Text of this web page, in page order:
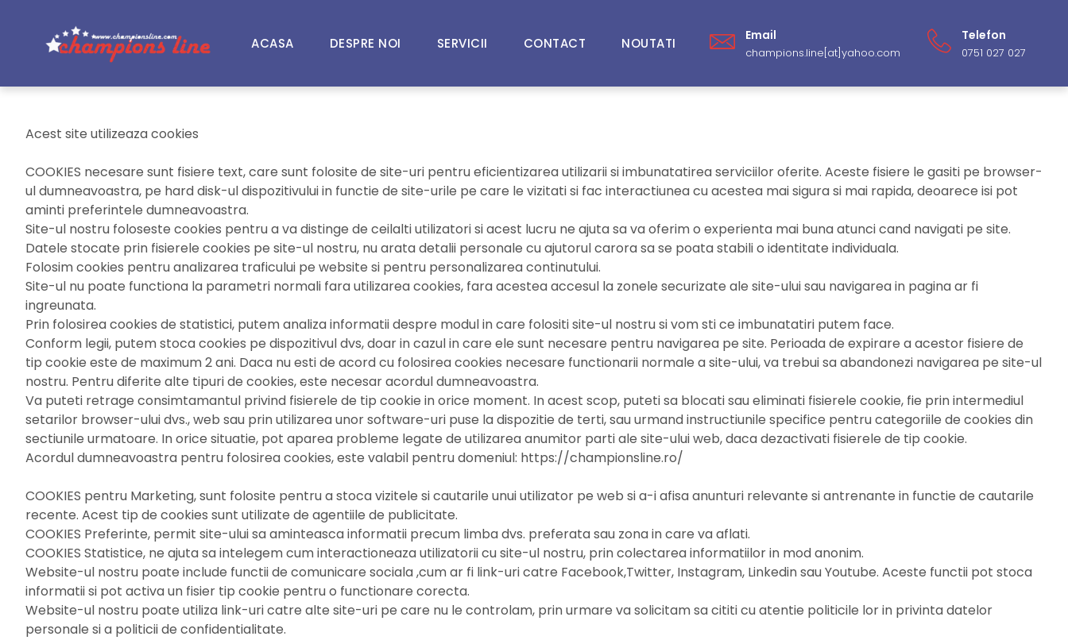
ACASA DESPRE NOI SERVICII CONTACT NOUTATI Email
champions.line[at]yahoo.com
Telefon
0751 027 027
Acest site utilizeaza cookies
COOKIES necesare sunt fisiere text, care sunt folosite de site-uri pentru eficientizarea utilizarii si imbunatatirea serviciilor oferite. Aceste fisiere le gasiti pe browser-
ul dumneavoastra, pe hard disk-ul dispozitivului in functie de site-urile pe care le vizitati si fac interactiunea cu acestea mai sigura si mai rapida, deoarece isi pot
aminti preferintele dumneavoastra.
Site-ul nostru foloseste cookies pentru a va distinge de ceilalti utilizatori si acest lucru ne ajuta sa va oferim o experienta mai buna atunci cand navigati pe site.
Datele stocate prin fisierele cookies pe site-ul nostru, nu arata detalii personale cu ajutorul carora sa se poata stabili o identitate individuala.
Folosim cookies pentru analizarea traficului pe website si pentru personalizarea continutului.
Site-ul nu poate functiona la parametri normali fara utilizarea cookies, fara acestea accesul la zonele securizate ale site-ului sau navigarea in pagina ar fi
ingreunata.
Prin folosirea cookies de statistici, putem analiza informatii despre modul in care folositi site-ul nostru si vom sti ce imbunatatiri putem face.
Conform legii, putem stoca cookies pe dispozitivul dvs, doar in cazul in care ele sunt necesare pentru navigarea pe site. Perioada de expirare a acestor fisiere de
tip cookie este de maximum 2 ani. Daca nu esti de acord cu folosirea cookies necesare functionarii normale a site-ului, va trebui sa abandonezi navigarea pe site-ul
nostru. Pentru diferite alte tipuri de cookies, este necesar acordul dumneavoastra.
Va puteti retrage consimtamantul privind fisierele de tip cookie in orice moment. In acest scop, puteti sa blocati sau eliminati fisierele cookie, fie prin intermediul
setarilor browser-ului dvs., web sau prin utilizarea unor software-uri puse la dispozitie de terti, sau urmand instructiunile specifice pentru categoriile de cookies din
sectiunile urmatoare. In orice situatie, pot aparea probleme legate de utilizarea anumitor parti ale site-ului web, daca dezactivati fisierele de tip cookie.
Acordul dumneavoastra pentru folosirea cookies, este valabil pentru domeniul: https://championsline.ro/
COOKIES pentru Marketing, sunt folosite pentru a stoca vizitele si cautarile unui utilizator pe web si a-i afisa anunturi relevante si antrenante in functie de cautarile
recente. Acest tip de cookies sunt utilizate de agentiile de publicitate.
COOKIES Preferinte, permit site-ului sa aminteasca informatii precum limba dvs. preferata sau zona in care va aflati.
COOKIES Statistice, ne ajuta sa intelegem cum interactioneaza utilizatorii cu site-ul nostru, prin colectarea informatiilor in mod anonim.
Website-ul nostru poate include functii de comunicare sociala ,cum ar fi link-uri catre Facebook,Twitter, Instagram, Linkedin sau Youtube. Aceste functii pot stoca
informatii si pot activa un fisier tip cookie pentru o functionare corecta.
Website-ul nostru poate utiliza link-uri catre alte site-uri pe care nu le controlam, prin urmare va solicitam sa cititi cu atentie politicile lor in privinta datelor
personale si a politicii de confidentialitate.